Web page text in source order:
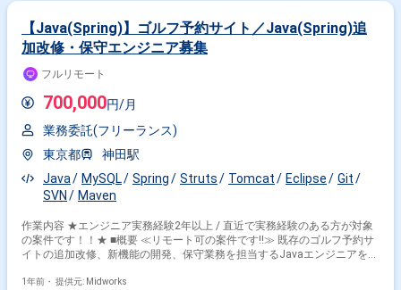
【Java(Spring)】ゴルフ予約サイト／Java(Spring)追
加改修・保守エンジニア募集
フルリモート
700,000円/月
業務委託(フリーランス)
東京都
神田駅
Java
MySQL Spring Struts Tomcat Eclipse
Git
SVN
Maven
作業内容 ★エンジニア実務経験2年以上 / 直近で実務経験のある方が対象
の案件です！！★ ■概要 ≪リモート可の案件です!!≫ 既存のゴルフ予約サ
イトの追加改修、新機能の開発、保守業務を担当するJavaエンジニアを募
験が活かせる環境です。既存システムの改善や機能追加を通じて、安定し
1年前・ 提供元: Midworks